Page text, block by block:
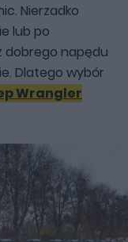
Nierzadko
lub po
dobrego napędu
Dlatego wybór
Wrangler